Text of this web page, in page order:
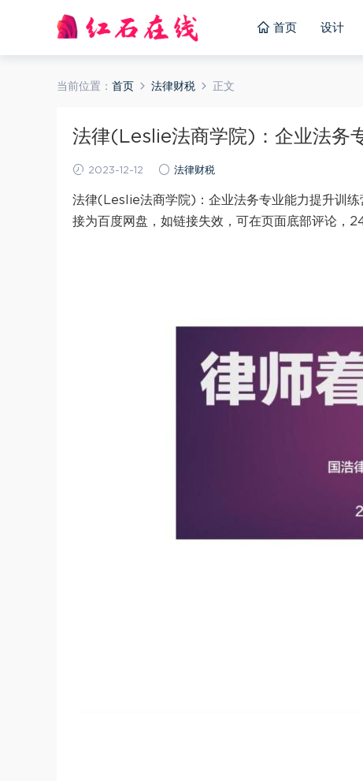
首页 设计
当前位置： 首页 法律财税 正文
法律(Leslie法商学院)：企业法务
2023-12-12 法律财税
法律(Leslie法商学院)：企业法务专业能力提升训
接为百度网盘，如链接失效，可在页面底部评论，